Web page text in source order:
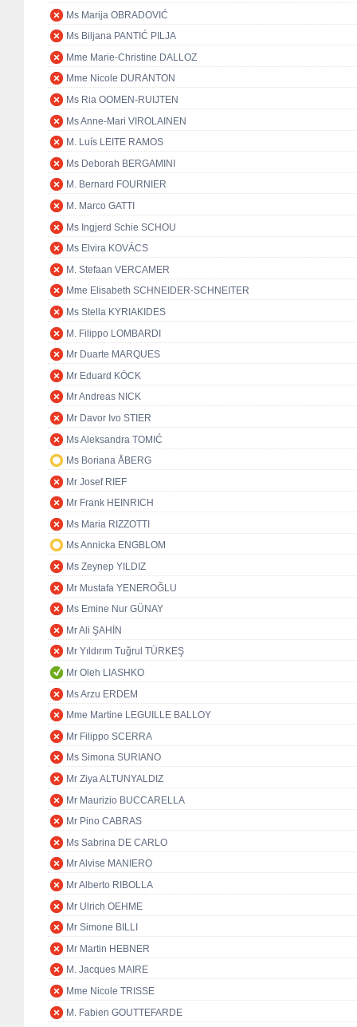
Ms Marija OBRADOVIĆ
Ms Biljana PANTIĆ PILJA
Mme Marie-Christine DALLOZ
Mme Nicole DURANTON
Ms Ria OOMEN-RUIJTEN
Ms Anne-Mari VIROLAINEN
M. Luís LEITE RAMOS
Ms Deborah BERGAMINI
M. Bernard FOURNIER
M. Marco GATTI
Ms Ingjerd Schie SCHOU
Ms Elvira KOVÁCS
M. Stefaan VERCAMER
Mme Elisabeth SCHNEIDER-SCHNEITER
Ms Stella KYRIAKIDES
M. Filippo LOMBARDI
Mr Duarte MARQUES
Mr Eduard KÖCK
Mr Andreas NICK
Mr Davor Ivo STIER
Ms Aleksandra TOMIĆ
Ms Boriana ÅBERG
Mr Josef RIEF
Mr Frank HEINRICH
Ms Maria RIZZOTTI
Ms Annicka ENGBLOM
Ms Zeynep YILDIZ
Mr Mustafa YENEROĞLU
Ms Emine Nur GÜNAY
Mr Ali ŞAHİN
Mr Yıldırım Tuğrul TÜRKEŞ
Mr Oleh LIASHKO
Ms Arzu ERDEM
Mme Martine LEGUILLE BALLOY
Mr Filippo SCERRA
Ms Simona SURIANO
Mr Ziya ALTUNYALDIZ
Mr Maurizio BUCCARELLA
Mr Pino CABRAS
Ms Sabrina DE CARLO
Mr Alvise MANIERO
Mr Alberto RIBOLLA
Mr Ulrich OEHME
Mr Simone BILLI
Mr Martin HEBNER
M. Jacques MAIRE
Mme Nicole TRISSE
M. Fabien GOUTTEFARDE